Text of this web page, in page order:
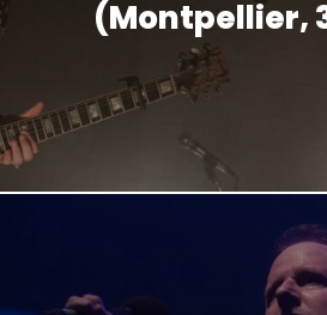
(Montpellier,